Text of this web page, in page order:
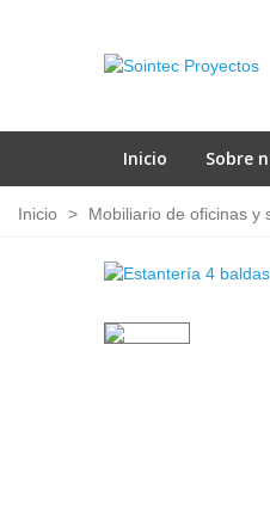
Inicio Sobre
Inicio > Mobiliario de oficinas y